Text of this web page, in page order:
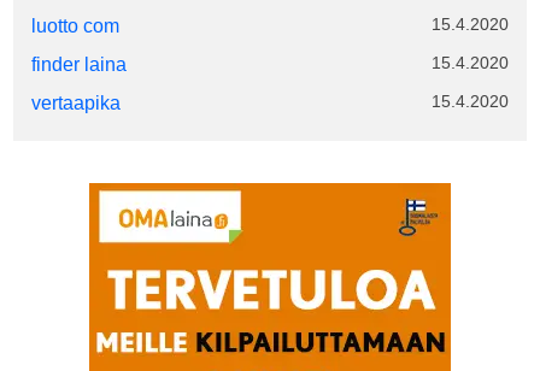
luotto com 15.4.2020
finder laina 15.4.2020
vertaapika 15.4.2020